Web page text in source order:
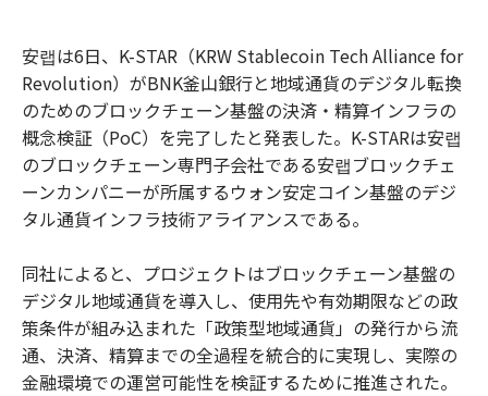
安랩は6日、K-STAR（KRW Stablecoin Tech Alliance for
Revolution）がBNK釜山銀行と地域通貨のデジタル転換
のためのブロックチェーン基盤の決済・精算インフラの
概念検証（PoC）を完了したと発表した。K-STARは安랩
のブロックチェーン専門子会社である安랩ブロックチェ
ーンカンパニーが所属するウォン安定コイン基盤のデジ
タル通貨インフラ技術アライアンスである。
同社によると、プロジェクトはブロックチェーン基盤の
デジタル地域通貨を導入し、使用先や有効期限などの政
策条件が組み込まれた「政策型地域通貨」の発行から流
通、決済、精算までの全過程を統合的に実現し、実際の
金融環境での運営可能性を検証するために推進された。